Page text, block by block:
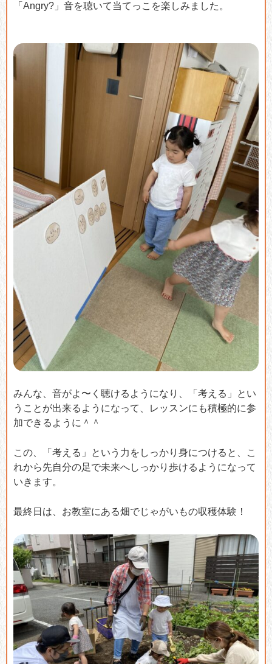
「Angry?」音を聴いて当てっこを楽しみました。
みんな、音がよ〜く聴けるようになり、「考える」とい
うことが出来るようになって、レッスンにも積極的に参
加できるように＾＾
この、「考える」という力をしっかり身につけると、こ
れから先自分の足で未来へしっかり歩けるようになって
いきます。
最終日は、お教室にある畑でじゃがいもの収穫体験！